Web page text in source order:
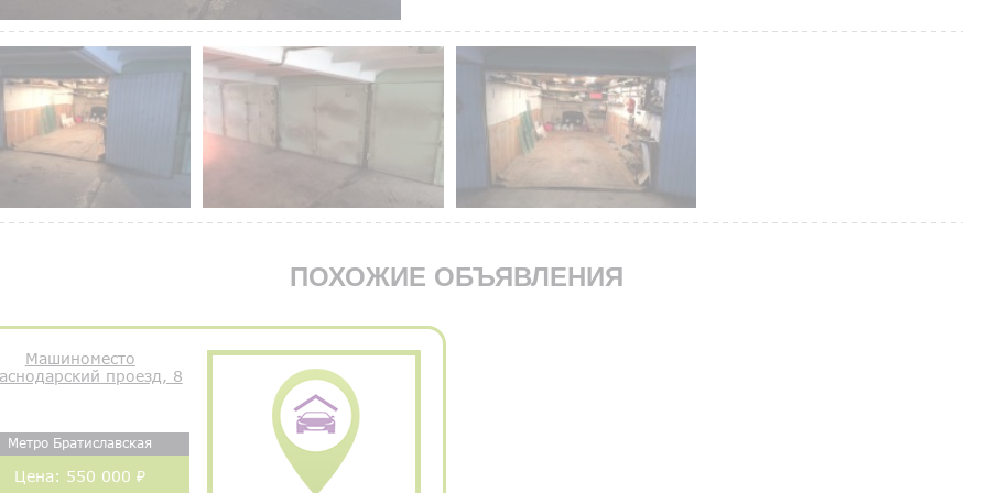
ПОХОЖИЕ ОБЪЯВЛЕНИЯ
Машиноместо
проезд, 8
Метро Братиславская
Цена: 550 000 ₽